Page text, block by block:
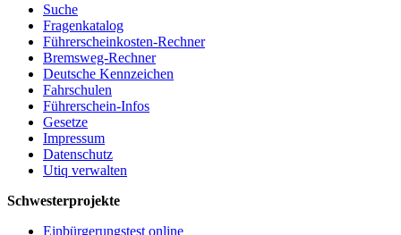
Suche
Fragenkatalog
Führerscheinkosten-Rechner
Bremsweg-Rechner
Deutsche Kennzeichen
Fahrschulen
Führerschein-Infos
Gesetze
Impressum
Datenschutz
Utiq verwalten
Schwesterprojekte
Einbürgerungstest online